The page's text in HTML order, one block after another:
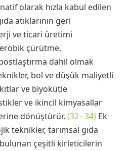
olarak hızla kabul edilen
atıklarının geri
ve ticari üretimi
çürütme,
dahil olmak
bol ve düşük maliyetli
ve biyokütle
ve ikincil kimyasallar
dönüştürür. (32−34) Ek
teknikler, tarımsal gıda
bulunan çeşitli kirleticilerin